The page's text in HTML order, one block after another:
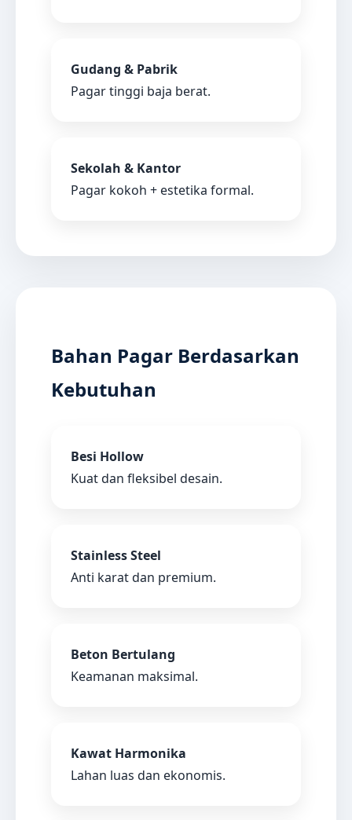
Gudang & Pabrik
Pagar tinggi baja berat.
Sekolah & Kantor
Pagar kokoh + estetika formal.
Bahan Pagar Berdasarkan
Kebutuhan
Besi Hollow
Kuat dan fleksibel desain.
Stainless Steel
Anti karat dan premium.
Beton Bertulang
Keamanan maksimal.
Kawat Harmonika
Lahan luas dan ekonomis.